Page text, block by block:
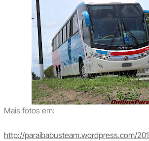
Mais fotos em:
http://paraibabusteam.wordpress.com/